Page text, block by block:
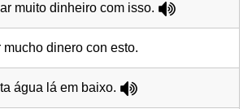
muito dinheiro com isso.
mucho dinero con esto.
água lá em baixo.